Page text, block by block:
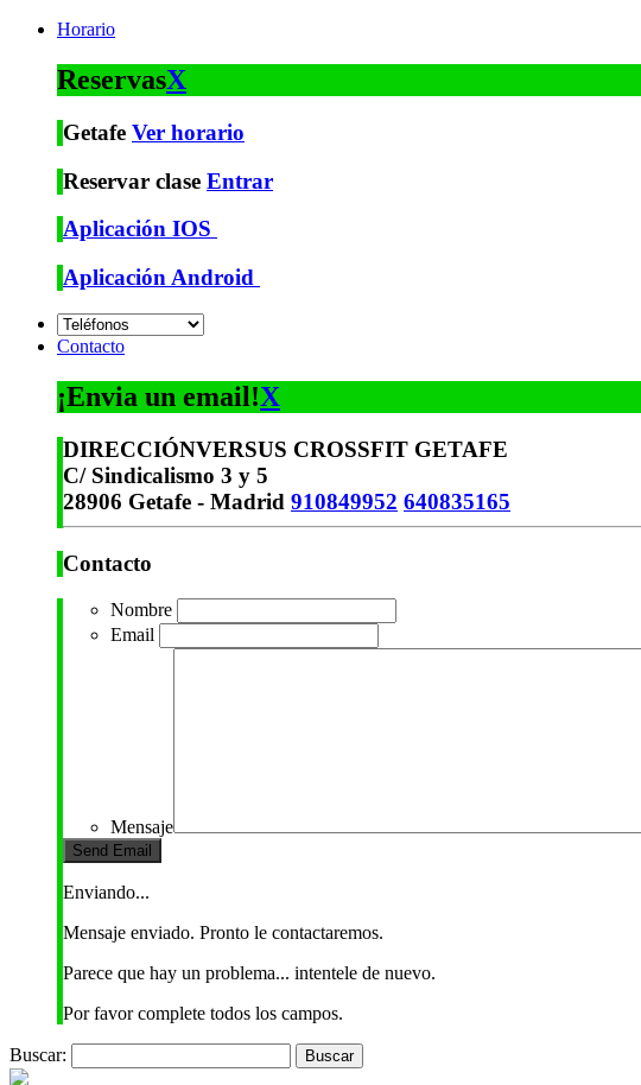
Horario
ReservasX
Getafe Ver horario
Reservar clase Entrar
Aplicación IOS
Aplicación Android
Contacto
¡Envia un email!X
DIRECCIÓNVERSUS CROSSFIT GETAFE
C/ Sindicalismo 3 y 5
28906 Getafe - Madrid 910849952 640835165
Contacto
Nombre
Email
Mensaje
Enviando...
Mensaje enviado. Pronto le contactaremos.
Parece que hay un problema... intentele de nuevo.
Por favor complete todos los campos.
Buscar: